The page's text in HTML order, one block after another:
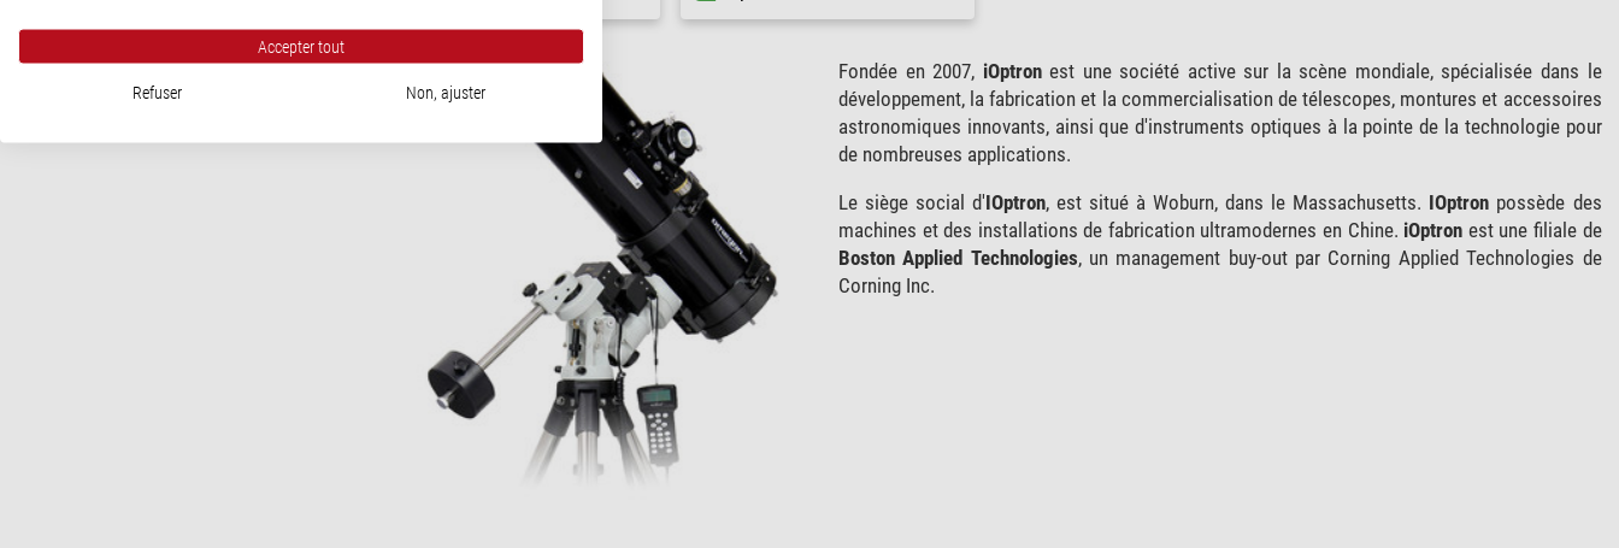
Fondée en 2007, iOptronest une société active sur la scène mondiale, spécialisée dans le
développement, la fabrication et la commercialisation de télescopes, montures et accessoires
astronomiques innovants, ainsi que d'instruments optiques à la pointe de la technologie pour
de nombreuses applications.
Le siège social d'IOptron, est situé à Woburn, dans le Massachusetts. IOptron possède des
machines et des installations de fabrication ultramodernes en Chine. iOptron est une filiale de
Boston Applied Technologies, un management buy-out par Corning Applied Technologies de
Corning Inc.
Accepter tout
Refuser Non, ajuster